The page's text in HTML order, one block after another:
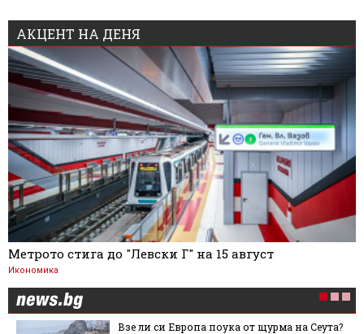
АКЦЕНТ НА ДЕНЯ
Метрото стига до "Левски Г" на 15 август
Икономика
Взе ли си Европа поука от щурма на Сеута?